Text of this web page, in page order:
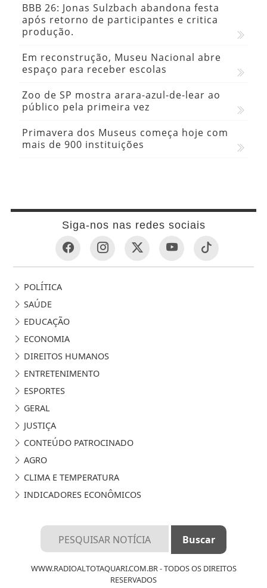
BBB 26: Jonas Sulzbach abandona festa
após retorno de participantes e critica
produção.
Em reconstrução, Museu Nacional abre
espaço para receber escolas
Zoo de SP mostra arara-azul-de-lear ao
público pela primeira vez
Primavera dos Museus começa hoje com
mais de 900 instituições
Siga-nos nas redes sociais
POLÍTICA
SAÚDE
EDUCAÇÃO
ECONOMIA
DIREITOS HUMANOS
ENTRETENIMENTO
ESPORTES
GERAL
JUSTIÇA
CONTEÚDO PATROCINADO
AGRO
CLIMA E TEMPERATURA
INDICADORES ECONÔMICOS
WWW.RADIOALTOTAQUARI.COM.BR - TODOS OS DIREITOS
RESERVADOS